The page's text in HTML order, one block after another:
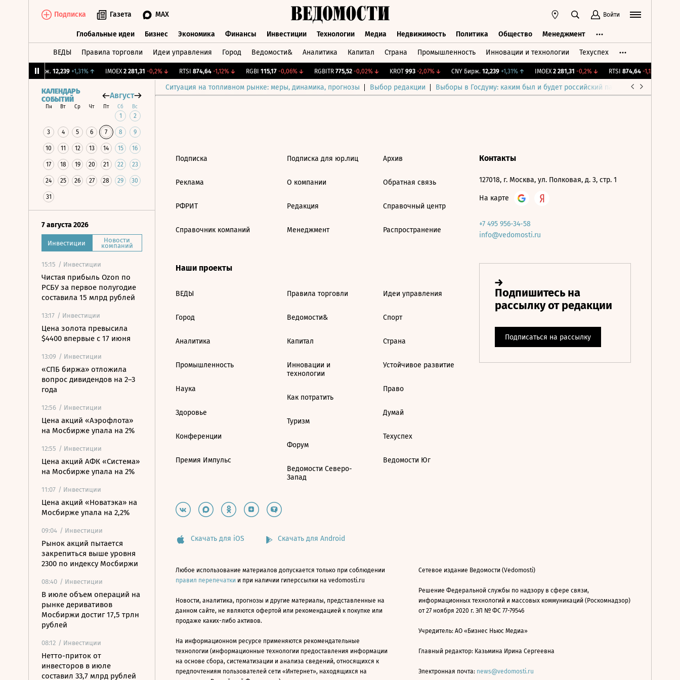
Подписка Газета MAX Войти
Глобальные идеи Бизнес Экономика Финансы Инвестиции Технологии Медиа Недвижимость Политика Общество Менеджмент
ВЕДЫ Правила торговли Идеи управления Город Ведомости& Аналитика Капитал Страна Промышленность Инновации и технологии Техуспех
CNY Бирж. 12,239 +1,31%↑ IMOEX 2 281,31 -0,2%↓ RTSI 874,64 -1,12%↓ RGBI 115,17 -0,06%↓ RGBITR 775,52 -0,02%↓ KROT 993 -2,07%↓ CNY Бирж. 12,239 +1,31%↑ IMOEX 2 281,31 -0,2%↓ RTSI 874,64 -1,12%
Ситуация на топливном рынке: меры, динамика, прогнозы Выбор редакции Выборы в Госдуму: каким был и будет российский парламент
КАЛЕНДАРЬ
СОБЫТИЙ
Август
Пн Вт Ср Чт Пт Сб Вс
1 2
3 4 5 6 7 8 9
10 11 12 13 14 15 16
17 18 19 20 21 22 23
24 25 26 27 28 29 30
31
7 августа 2026
Инвестиции Новости
компаний
15:15 / Инвестиции
Чистая прибыль Ozon по
РСБУ за первое полугодие
составила 15 млрд рублей
13:17 / Инвестиции
Цена золота превысила
$4400 впервые с 17 июня
13:09 / Инвестиции
«СПБ биржа» отложила
вопрос дивидендов на 2–3
года
12:56 / Инвестиции
Цена акций «Аэрофлота»
на Мосбирже упала на 2%
12:55 / Инвестиции
Цена акций АФК «Система»
на Мосбирже упала на 2%
11:07 / Инвестиции
Цена акций «Новатэка» на
Мосбирже упала на 2,2%
09:04 / Инвестиции
Рынок акций пытается
закрепиться выше уровня
2300 по индексу Мосбиржи
08:40 / Инвестиции
В июле объем операций на
рынке деривативов
Мосбиржи достиг 17,5 трлн
рублей
08:12 / Инвестиции
Нетто-приток от
инвесторов в июле
составил 33,7 млрд рублей
Подписка
Реклама
РФРИТ
Справочник компаний
Подписка для юр.лиц
О компании
Редакция
Менеджмент
Архив
Обратная связь
Справочный центр
Распространение
Наши проекты
ВЕДЫ
Город
Аналитика
Промышленность
Наука
Здоровье
Конференции
Премия Импульс
Правила торговли
Ведомости&
Капитал
Инновации и
технологии
Как потратить
Туризм
Форум
Ведомости Северо-
Запад
Идеи управления
Спорт
Страна
Устойчивое развитие
Право
Думай
Техуспех
Ведомости Юг
Контакты
127018, г. Москва, ул. Полковая, д. 3, стр. 1
На карте
+7 495 956-34-58
info@vedomosti.ru
Скачать для iOS Скачать для Android
Любое использование материалов допускается только при соблюдении
правил перепечатки и при наличии гиперссылки на vedomosti.ru
Новости, аналитика, прогнозы и другие материалы, представленные на
данном сайте, не являются офертой или рекомендацией к покупке или
продаже каких-либо активов.
На информационном ресурсе применяются рекомендательные
технологии (информационные технологии предоставления информации
на основе сбора, систематизации и анализа сведений, относящихся к
предпочтениям пользователей сети «Интернет», находящихся на
Сетевое издание Ведомости (Vedomosti)
Решение Федеральной службы по надзору в сфере связи,
информационных технологий и массовых коммуникаций (Роскомнадзор)
от 27 ноября 2020 г. ЭЛ № ФС 77-79546
Учредитель: АО «Бизнес Ньюс Медиа»
Главный редактор: Казьмина Ирина Сергеевна
Электронная почта: news@vedomosti.ru